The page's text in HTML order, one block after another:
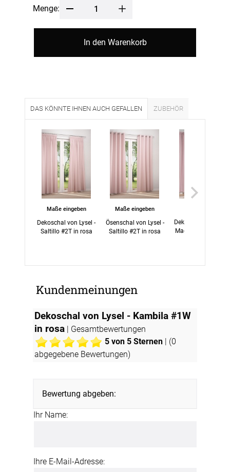
Menge:
In den Warenkorb
DAS KÖNNTE IHNEN AUCH GEFALLEN ZUBEHÖR
Maße eingeben
Dekoschal von Lysel -
Saltillo #2T in rosa
Maße eingeben
Ösenschal von Lysel -
Saltillo #2T in rosa
Dekoschal von Lysel
Madina #1W in
Kundenmeinungen
Dekoschal von Lysel - Kambila #1W
in rosa | Gesamtbewertungen
5 von 5 Sternen | (0
abgegebene Bewertungen)
Bewertung abgeben:
Ihr Name:
Ihre E-Mail-Adresse: